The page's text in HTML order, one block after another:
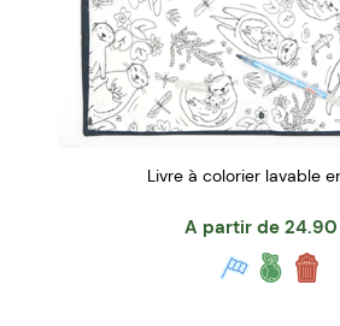
Livre à colorier lavable
A partir de 24.90